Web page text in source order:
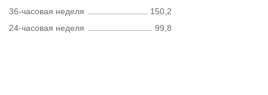
36-часовая неделя
150,2
24-часовая неделя
99,8